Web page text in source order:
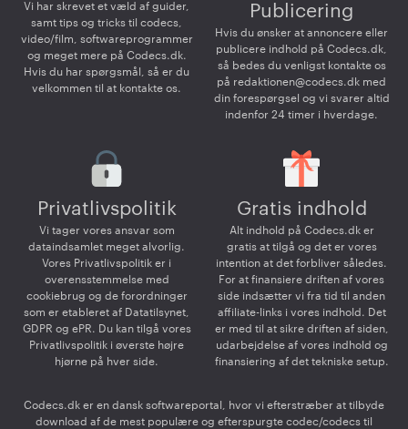
Vi har skrevet et væld af guider,
samt tips og tricks til codecs,
video/film, softwareprogrammer
og meget mere på Codecs.dk.
Hvis du har spørgsmål, så er du
velkommen til at kontakte os.
Publicering
Hvis du ønsker at annoncere eller
publicere indhold på Codecs.dk,
så bedes du venligst kontakte os
på redaktionen@codecs.dk med
din forespørgsel og vi svarer altid
indenfor 24 timer i hverdage.
Privatlivspolitik
Vi tager vores ansvar som
dataindsamlet meget alvorlig.
Vores Privatlivspolitik er i
overensstemmelse med
cookiebrug og de forordninger
som er etableret af Datatilsynet,
GDPR og ePR. Du kan tilgå vores
Privatlivspolitik i øverste højre
hjørne på hver side.
Gratis indhold
Alt indhold på Codecs.dk er
gratis at tilgå og det er vores
intention at det forbliver således.
For at finansiere driften af vores
side indsætter vi fra tid til anden
affiliate-links i vores indhold. Det
er med til at sikre driften af siden,
udarbejdelse af vores indhold og
finansiering af det tekniske setup.
Codecs.dk er en dansk softwareportal, hvor vi efterstræber at tilbyde
download af de mest populære og efterspurgte codec/codecs til